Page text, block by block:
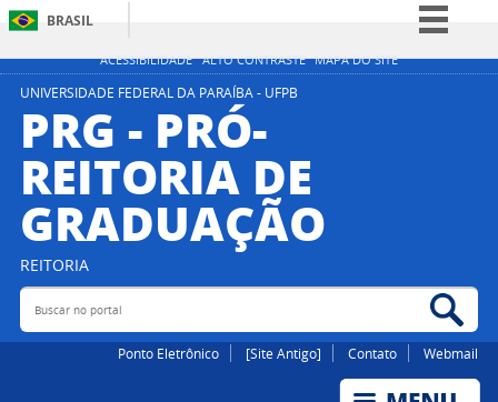
ACESSIBILIDADE ALTO CONTRASTE MAPA DO SITE
BRASIL
Simplifique!
Acesso à informação
UNIVERSIDADE FEDERAL DA PARAÍBA - UFPB
PRG - PRÓ-
REITORIA DE
GRADUAÇÃO
REITORIA
Buscar no portal
Ponto Eletrônico [Site Antigo] Contato Webmail